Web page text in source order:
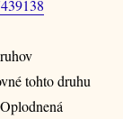
tohto druhu